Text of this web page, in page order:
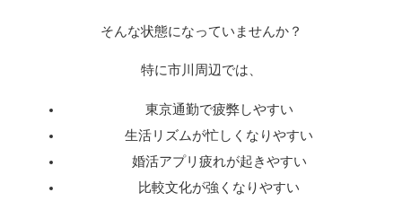
そんな状態になっていませんか？
特に市川周辺では、
東京通勤で疲弊しやすい
生活リズムが忙しくなりやすい
婚活アプリ疲れが起きやすい
比較文化が強くなりやすい